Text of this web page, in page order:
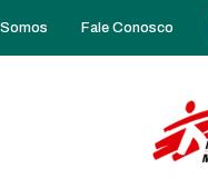
Fale Conosco